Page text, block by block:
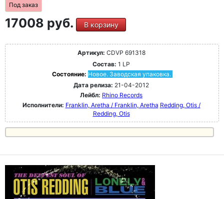
Под заказ
17008 руб. В корзину
Артикул: CDVP 691318
Состав: 1 LP
Состояние: Новое. Заводская упаковка.
Дата релиза: 21-04-2012
Лейбл: Rhino Records
Исполнители: Franklin, Aretha / Franklin, Aretha Redding, Otis /
Redding, Otis